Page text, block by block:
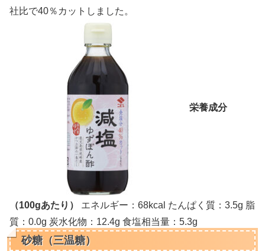
社比で40％カットしました。
栄養成分
（100gあたり）
エネルギー：68kcal たんぱく質：3.5g 脂
質：0.0g 炭水化物：12.4g 食塩相当量：5.3g
砂糖（三温糖）